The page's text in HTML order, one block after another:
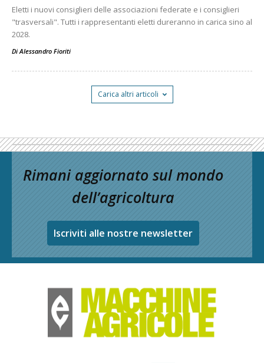
Eletti i nuovi consiglieri delle associazioni federate e i consiglieri
"trasversali". Tutti i rappresentanti eletti dureranno in carica sino al
2028.
DiAlessandro Fioriti
Carica altri articoli
Rimani aggiornato sul mondo
dell’agricoltura
Iscriviti alle nostre newsletter